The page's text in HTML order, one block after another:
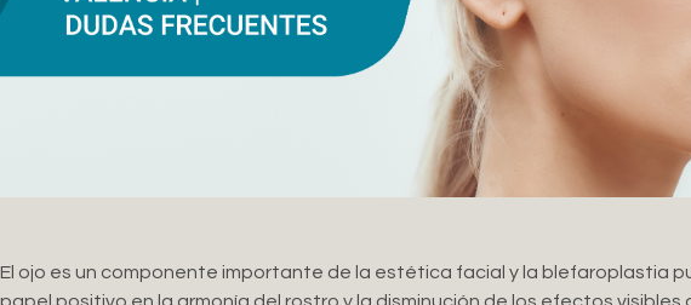
El ojo es un componente importante de la estética facial y la blefaroplastia